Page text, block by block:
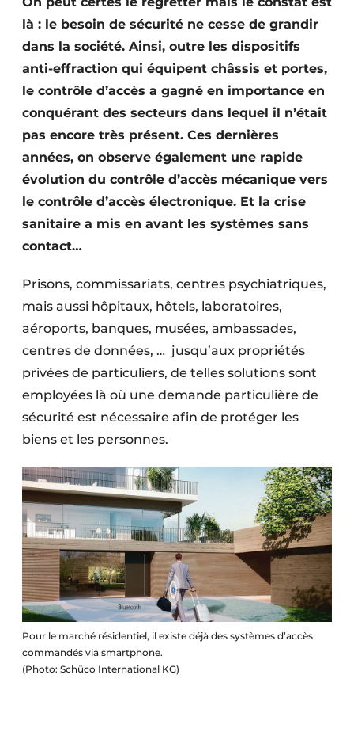
Termes et conditions
Video’s
Construction bois
Contrôle d’accès
Fondations
Géotextiles
Infrastructures souterraines et égouttage
Protection solaire
Rénovation
Sécurité incendie
Software
Techniques ferroviaires
Travaux ferroviaires
là : le besoin de sécurité ne cesse de grandir
dans la société. Ainsi, outre les dispositifs
anti-effraction qui équipent châssis et portes,
le contrôle d’accès a gagné en importance en
conquérant des secteurs dans lequel il n’était
pas encore très présent. Ces dernières
années, on observe également une rapide
évolution du contrôle d’accès mécanique vers
le contrôle d’accès électronique. Et la crise
sanitaire a mis en avant les systèmes sans
contact…
Prisons, commissariats, centres psychiatriques,
mais aussi hôpitaux, hôtels, laboratoires,
aéroports, banques, musées, ambassades,
centres de données, … jusqu’aux propriétés
privées de particuliers, de telles solutions sont
employées là où une demande particulière de
sécurité est nécessaire afin de protéger les
biens et les personnes.
Pour le marché résidentiel, il existe déjà des systèmes d’accès
commandés via smartphone.
(Photo: Schüco International KG)